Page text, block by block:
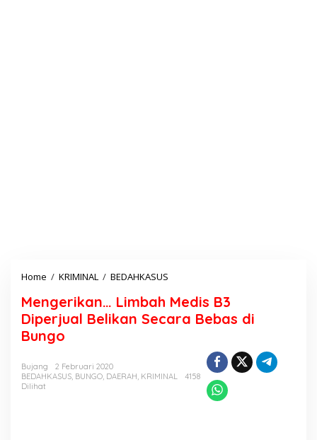
Home / KRIMINAL / BEDAHKASUS
n
g
e
a
Mengerikan… Limbah Medis B3
Diperjual Belikan Secara Bebas di
Bungo
Bujang
2 Februari 2020
BEDAHKASUS, BUNGO, DAERAH, KRIMINAL
4158
Dilihat